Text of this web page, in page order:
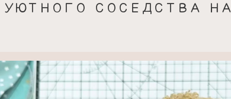
УЮТНОГО СОСЕДСТВА